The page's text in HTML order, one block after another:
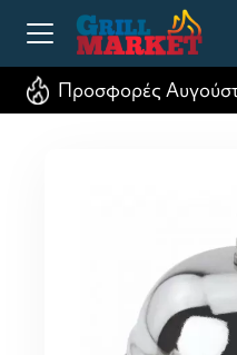
Προσφορές